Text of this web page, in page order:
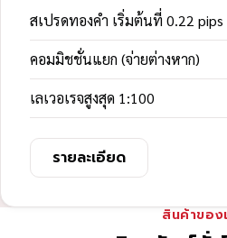
สเปรดทองคำ เริ่มต้นที่ 0.22
คอมมิชชั่นแยก (จ่ายต่างหาก)
เลเวอเรจสูงสุด 1:100
รายละเอียด
สินค้าของ